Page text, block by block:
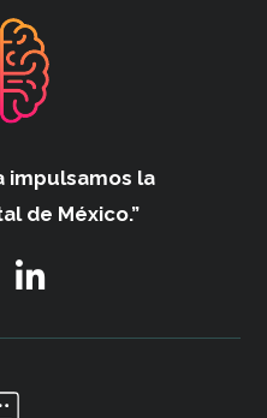
impulsamos la
de México.”